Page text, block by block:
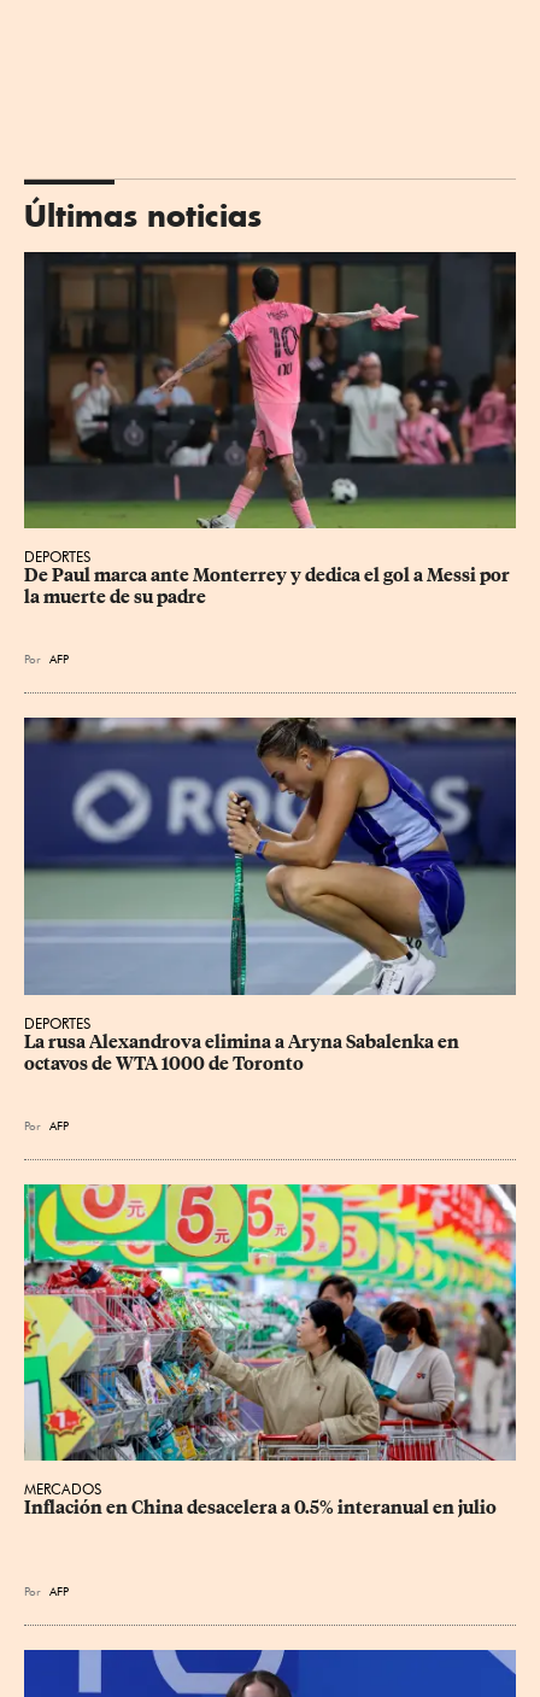
Últimas noticias
DEPORTES
De Paul marca ante Monterrey y dedica el gol a Messi por
la muerte de su padre
Por AFP
DEPORTES
La rusa Alexandrova elimina a Aryna Sabalenka en
octavos de WTA 1000 de Toronto
Por AFP
MERCADOS
Inflación en China desacelera a 0.5% interanual en julio
Por AFP